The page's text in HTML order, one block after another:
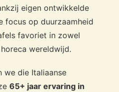
eigen ontwikkelde
focus op duurzaamheid
favoriet in zowel
wereldwijd.
we die Italiaanse
65+ jaar ervaring in